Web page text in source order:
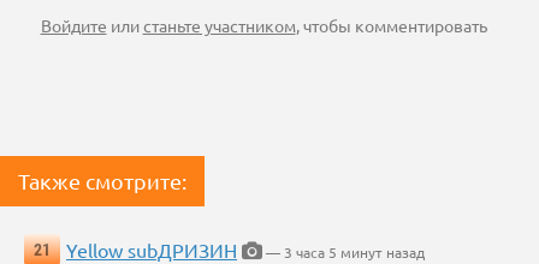
Войдите илистаньте участником, чтобы комментировать
Также смотрите:
21 Yellow subДРИЗИН
— 3 часа 5 минут назад